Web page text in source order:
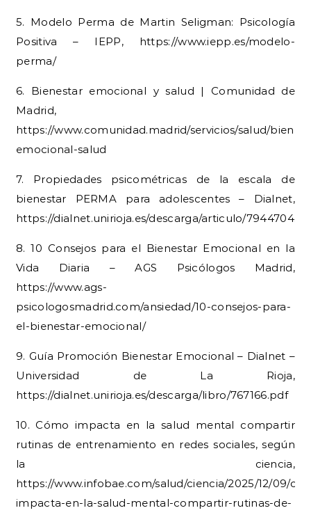
5. Modelo Perma de Martin Seligman: Psicología
Positiva – IEPP, https://www.iepp.es/modelo-
perma/
6. Bienestar emocional y salud | Comunidad de
Madrid,
https://www.comunidad.madrid/servicios/salud/
emocional-salud
7. Propiedades psicométricas de la escala de
bienestar PERMA para adolescentes – Dialnet,
https://dialnet.unirioja.es/descarga/articulo/
8. 10 Consejos para el Bienestar Emocional en la
Vida Diaria – AGS Psicólogos Madrid,
https://www.ags-
psicologosmadrid.com/ansiedad/10-consejos-para-
el-bienestar-emocional/
9. Guía Promoción Bienestar Emocional – Dialnet –
Universidad de La Rioja,
https://dialnet.unirioja.es/descarga/libro/767166.pdf
10. Cómo impacta en la salud mental compartir
rutinas de entrenamiento en redes sociales, según
la ciencia,
https://www.infobae.com/salud/ciencia/2025/12/09/
impacta-en-la-salud-mental-compartir-rutinas-de-